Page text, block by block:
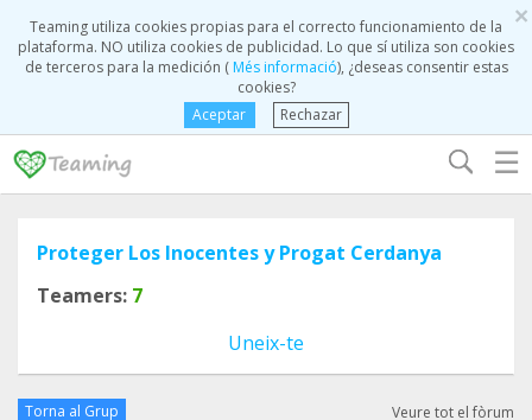
×
Teaming utiliza cookies propias para el correcto funcionamiento de la
plataforma. NO utiliza cookies de publicidad. Lo que sí utiliza son cookies
de terceros para la medición (Més informació), ¿deseas consentir estas
cookies?
Aceptar
Rechazar
☰
Proteger Los Inocentes y Progat Cerdanya
Teamers: 7
Uneix-te
Torna al Grup Veure tot el fòrum